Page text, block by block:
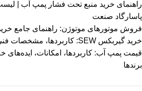
راهنمای خرید منبع تحت فشار پمپ آب |
پاسارگاد صنعت
فروش موتورهای موتوژن: راهنمای جامع
خرید گیربکس SEW: کاربردها، مشخصات فنی، قیمت و نکات کلیدی
قیمت پمپ آب: کاربردها، امکانات، ایده‌های
برندها